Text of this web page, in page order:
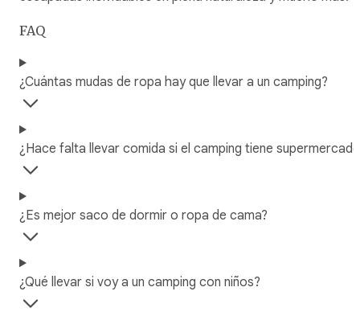
FAQ
¿Cuántas mudas de ropa hay que llevar a un camping?
¿Hace falta llevar comida si el camping tiene
¿Es mejor saco de dormir o ropa de cama?
¿Qué llevar si voy a un camping con niños?